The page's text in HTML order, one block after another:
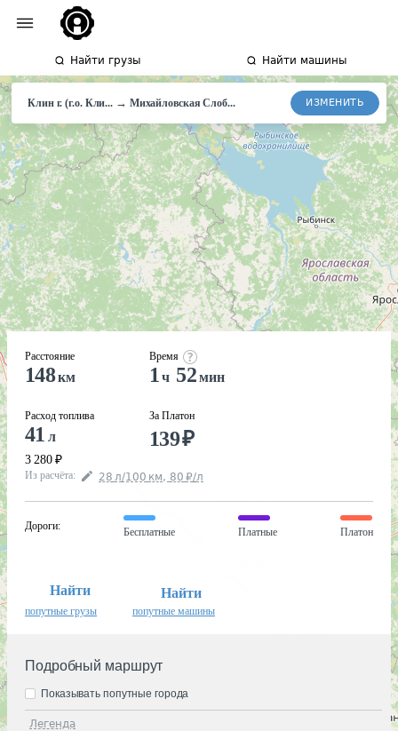
Найти грузы Найти машины
Клин г. (г.о. Кли... → Михайловская Слоб... ИЗМЕНИТЬ
Расстояние
148км
Расход топлива
41 л
3 280 ₽
Время
1 ч 52мин
За Платон
139₽
Из расчёта: 28 л/100 км, 80 ₽/л
Дороги:
Бесплатные Платные Платон
Найти
попутные грузы
Найти
попутные машины
Подробный маршрут
Легенда
Показывать попутные города